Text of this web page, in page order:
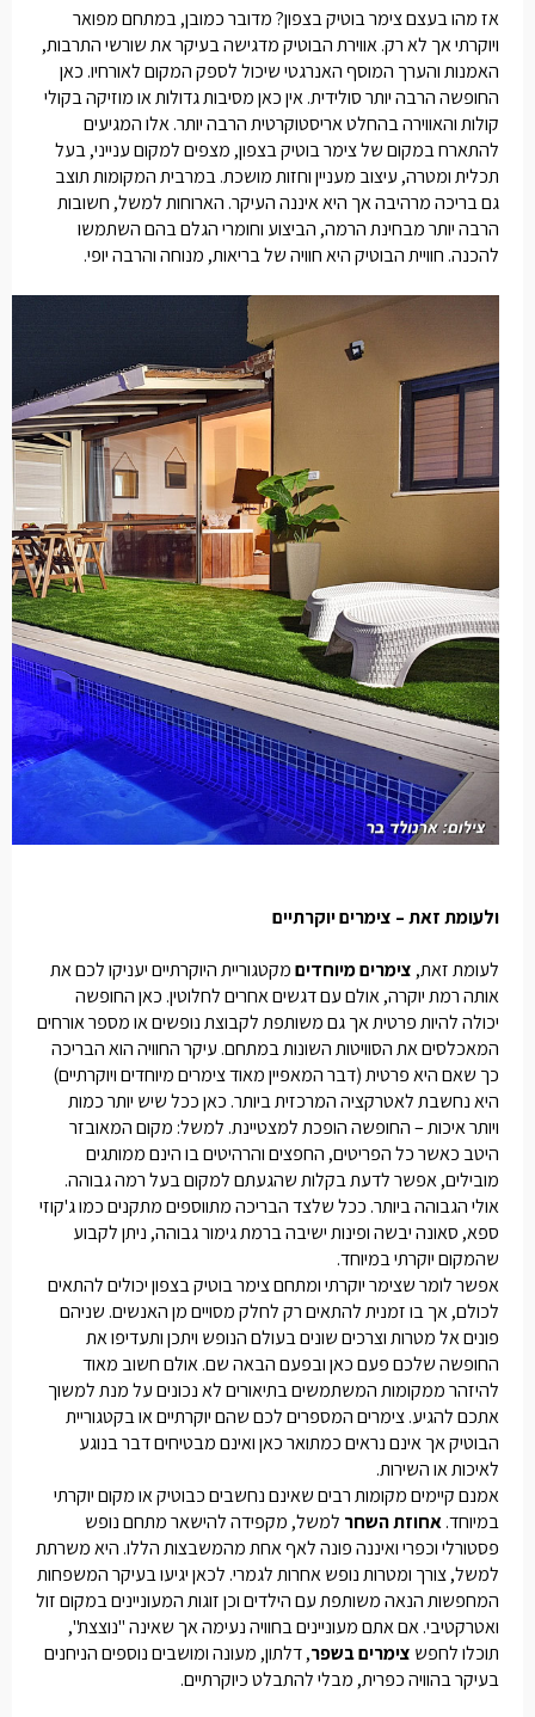
אז מהו בעצםצימר בוטיק בצפון? מדובר כמובן, במתחם מפואר
ויוקרתי אך לא רק. אווירת הבוטיק מדגישה בעיקר את שורשי התרבות,
האמנות והערך המוסף האנרגטי שיכול לספק המקום לאורחיו. כאן
החופשה הרבה יותר סולידית. אין כאן מסיבות גדולות או מוזיקה בקולי
קולות והאווירה בהחלט אריסטוקרטית הרבה יותר. אלו המגיעים
להתארח במקום שלצימר בוטיק בצפון, מצפים למקום ענייני, בעל
תכלית ומטרה, עיצוב מעניין וחזות מושכת. במרבית המקומות תוצב
גם בריכה מרהיבה אך היא איננה העיקר. הארוחות למשל, חשובות
הרבה יותר מבחינת הרמה, הביצוע וחומרי הגלם בהם השתמשו
להכנה. חוויית הבוטיק היא חוויה של בריאות, מנוחה והרבה יופי.
ולעומת זאת – צימרים יוקרתיים
לעומת זאת, צימרים מיוחדיםמקטגוריית היוקרתיים יעניקו לכם את
אותה רמת יוקרה, אולם עם דגשים אחרים לחלוטין. כאן החופשה
יכולה להיות פרטית אך גם משותפת לקבוצת נופשים או מספר אורחים
המאכלסים את הסוויטות השונות במתחם. עיקר החוויה הוא הבריכה
כך שאם היא פרטית (דבר המאפיין מאודצימרים מיוחדיםויוקרתיים)
היא נחשבת לאטרקציה המרכזית ביותר. כאן ככל שיש יותר כמות
ויותר איכות – החופשה הופכת למצטיינת. למשל: מקום המאובזר
היטב כאשר כל הפריטים, החפצים והרהיטים בו הינם ממותגים
מובילים, אפשר לדעת בקלות שהגעתם למקום בעל רמה גבוהה.
אולי הגבוהה ביותר. ככל שלצד הבריכה מתווספים מתקנים כמו ג'קוזי
ספא, סאונה יבשה ופינות ישיבה ברמת גימור גבוהה, ניתן לקבוע
שהמקום יוקרתי במיוחד.
אפשר לומר שצימר יוקרתי ומתחםצימר בוטיק בצפוןיכולים להתאים
לכולם, אך בו זמנית להתאים רק לחלק מסויים מן האנשים. שניהם
פונים אל מטרות וצרכים שונים בעולם הנופש ויתכן ותעדיפו את
החופשה שלכם פעם כאן ובפעם הבאה שם. אולם חשוב מאוד
להיזהר ממקומות המשתמשים בתיאורים לא נכונים על מנת למשוך
אתכם להגיע. צימרים המספרים לכם שהם יוקרתיים או בקטגוריית
הבוטיק אך אינם נראים כמתואר כאן ואינם מבטיחים דבר בנוגע
לאיכות או השירות.
אמנם קיימים מקומות רבים שאינם נחשבים כבוטיק או מקום יוקרתי
במיוחד.אחוזת השחר למשל, מקפידה להישאר מתחם נופש
פסטורלי וכפרי ואיננה פונה לאף אחת מהמשבצות הללו. היא משרתת
למשל, צורך ומטרות נופש אחרות לגמרי. לכאן יגיעו בעיקר המשפחות
המחפשות הנאה משותפת עם הילדים וכן זוגות המעוניינים במקום זול
ואטרקטיבי. אם אתם מעוניינים בחוויה נעימה אך שאינה "נוצצת",
תוכלו לחפש צימרים בשפר, דלתון, מעונה ומושבים נוספים הניחנים
בעיקר בהוויה כפרית, מבלי להתבלט כיוקרתיים.